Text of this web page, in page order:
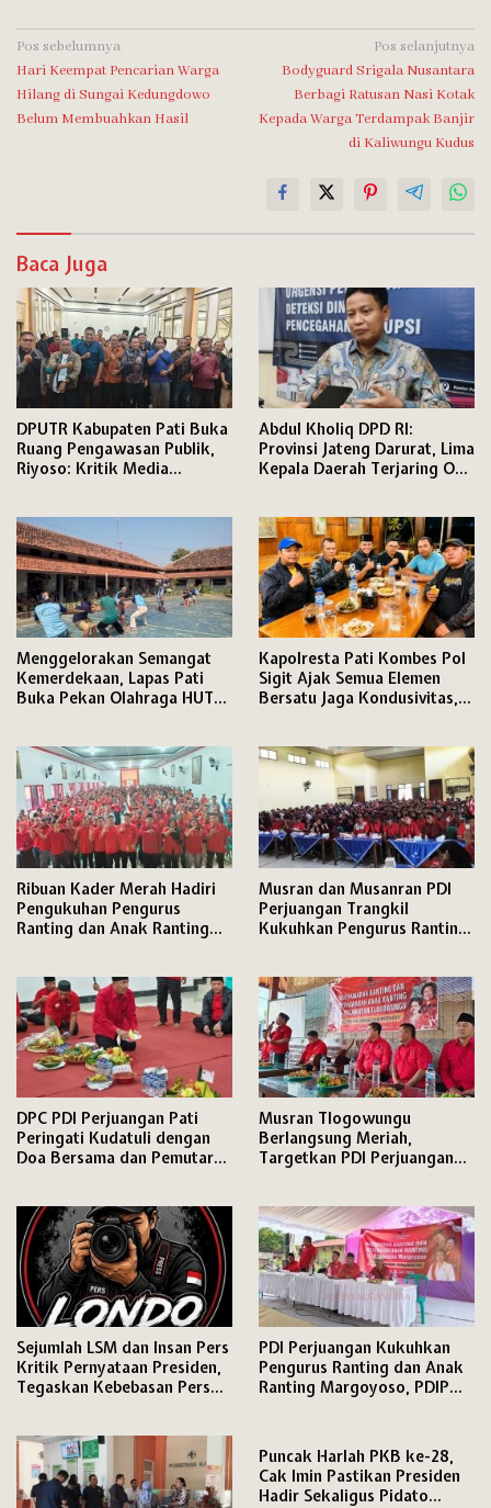
Navigasi
pos
Pos sebelumnya
Hari Keempat Pencarian Warga
Hilang di Sungai Kedungdowo
Belum Membuahkan Hasil
Pos selanjutnya
Bodyguard Srigala Nusantara
Berbagi Ratusan Nasi Kotak
Kepada Warga Terdampak Banjir
di Kaliwungu Kudus
Baca Juga
DPUTR Kabupaten Pati Buka
Ruang Pengawasan Publik,
Riyoso: Kritik Media
Abdul Kholiq DPD RI:
Provinsi Jateng Darurat, Lima
Kepala Daerah Terjaring OTT
Menggelorakan Semangat
Kemerdekaan, Lapas Pati
Buka Pekan Olahraga HUT
Perlombaan
Kapolresta Pati Kombes Pol
Sigit Ajak Semua Elemen
Bersatu Jaga Kondusivitas,
Ribuan Kader Merah Hadiri
Pengukuhan Pengurus
Ranting dan Anak Ranting
Musran dan Musanran PDI
Perjuangan Trangkil
Kukuhkan Pengurus Ranting
DPC PDI Perjuangan Pati
Peringati Kudatuli dengan
Doa Bersama dan Pemutaran
Musran Tlogowungu
Berlangsung Meriah,
Targetkan PDI Perjuangan
Sejumlah LSM dan Insan Pers
Kritik Pernyataan Presiden,
Tegaskan Kebebasan Pers
PDI Perjuangan Kukuhkan
Pengurus Ranting dan Anak
Ranting Margoyoso, PDIP
Puncak Harlah PKB ke-28,
Cak Imin Pastikan Presiden
Hadir Sekaligus Pidato